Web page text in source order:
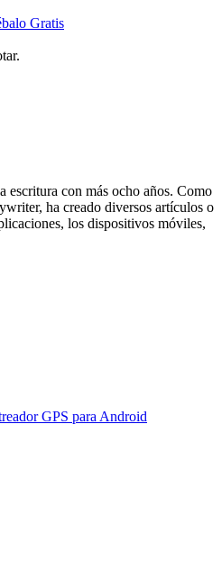
Gratis
escritura con más ocho años. Como
ha creado diversos artículos o
los dispositivos móviles,
GPS para Android